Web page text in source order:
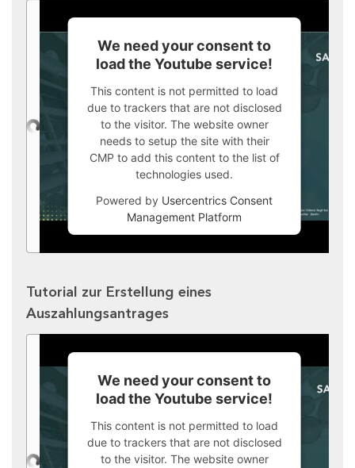
We need your consent to
load the Youtube service!
This content is not permitted to load
due to trackers that are not disclosed
to the visitor. The website owner
needs to setup the site with their
CMP to add this content to the list of
technologies used.
Powered by Usercentrics Consent
Management Platform
Tutorial zur Erstellung eines
Auszahlungsantrages
We need your consent to
load the Youtube service!
This content is not permitted to load
due to trackers that are not disclosed
to the visitor. The website owner